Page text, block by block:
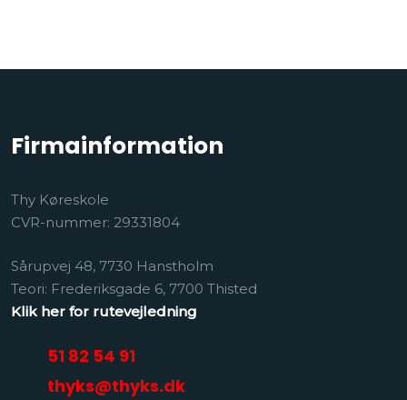
Firmainformation
Thy Køreskole
CVR-nummer: 29331804
Sårupvej 48, 7730 Hanstholm
​Teori: Frederiksgade 6, 7700 Thisted
Klik her for rutevejledning
51 82 54 91
thyks@thyks.dk​